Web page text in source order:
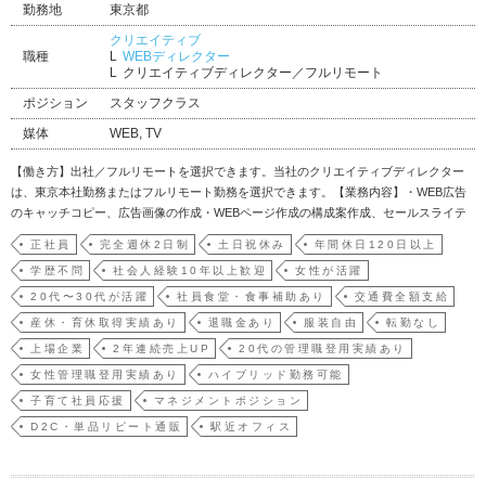
勤務地 東京都
職種
クリエイティブ
WEBディレクター
クリエイティブディレクター／フルリモート
ポジション
スタッフクラス
媒体
WEB, TV
【働き方】出社／フルリモートを選択できます。当社のクリエイティブディレクター
は、東京本社勤務またはフルリモート勤務を選択できます。【業務内容】・WEB広告
のキャッチコピー、広告画像の作成・WEBページ作成の構成案作成、セールスライテ
ィング、コンテンツ作成・配信後の結果分析と改善案の検討・商品特徴、競合、ター
ゲットの調査(自社商品だけではなく、市場を知るための他社商品の使用や、インター
ネット・SNS…
正社員 完全週休2日制 土日祝休み 年間休日120日以上
学歴不問 社会人経験10年以上歓迎 女性が活躍
20代〜30代が活躍 社員食堂・食事補助あり 交通費全額支給
産休・育休取得実績あり 退職金あり 服装自由 転勤なし
上場企業 2年連続売上UP 20代の管理職登用実績あり
女性管理職登用実績あり ハイブリッド勤務可能
子育て社員応援 マネジメントポジション
D2C・単品リピート通販 駅近オフィス